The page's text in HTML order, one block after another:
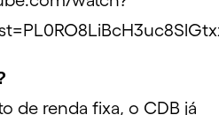
de renda fixa, o CDB já